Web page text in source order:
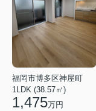
福岡市博多区神屋町
1LDK (38.57㎡)
1,475万円